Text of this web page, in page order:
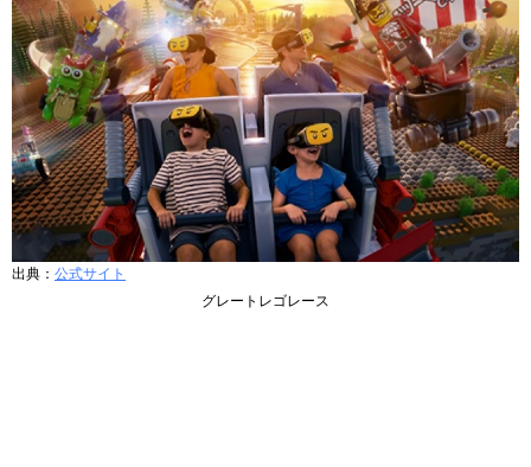
出典： 公式サイト
グレートレゴレース